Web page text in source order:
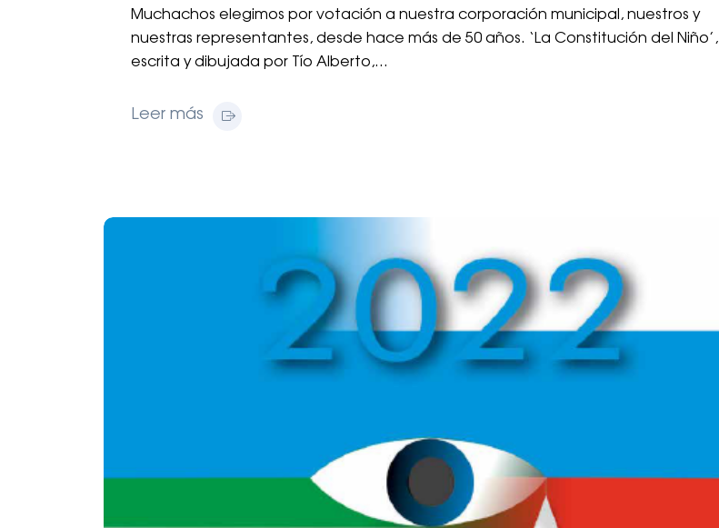
Muchachos elegimos por votación a nuestra corporación municipal, nuestros y
nuestras representantes, desde hace más de 50 años. ‘La Constitución del Niño’,
escrita y dibujada por Tío Alberto,…
Leer más